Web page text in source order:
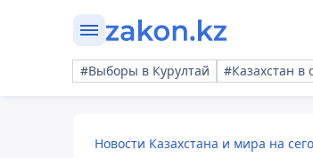
#Выборы в Курултай #Казахстан в
Новости Казахстана и мира на